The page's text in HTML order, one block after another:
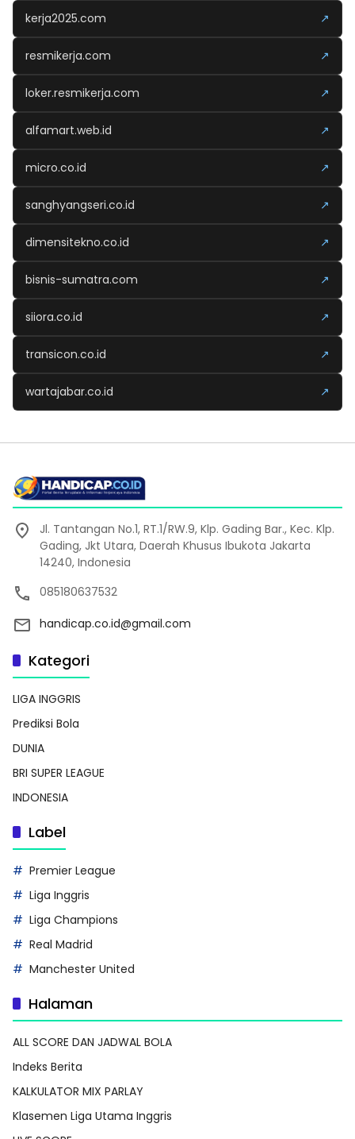
kerja2025.com ↗
resmikerja.com ↗
loker.resmikerja.com ↗
alfamart.web.id ↗
micro.co.id ↗
sanghyangseri.co.id ↗
dimensitekno.co.id ↗
bisnis-sumatra.com ↗
siiora.co.id ↗
transicon.co.id ↗
wartajabar.co.id ↗
Jl. Tantangan No.1, RT.1/RW.9, Klp. Gading Bar., Kec. Klp.
Gading, Jkt Utara, Daerah Khusus Ibukota Jakarta
14240, Indonesia
085180637532
handicap.co.id@gmail.com
Kategori
LIGA INGGRIS
Prediksi Bola
DUNIA
BRI SUPER LEAGUE
INDONESIA
Label
Premier League
Liga Inggris
Liga Champions
Real Madrid
Manchester United
Halaman
ALL SCORE DAN JADWAL BOLA
Indeks Berita
KALKULATOR MIX PARLAY
Klasemen Liga Utama Inggris